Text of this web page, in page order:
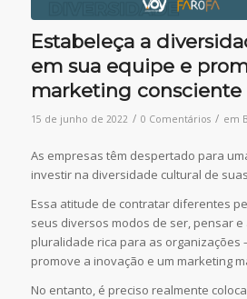
Estabeleça a
em sua equipe e
marketing consciente
15 de junho de 2022 / 0 Comentários / em
As empresas têm despertado para
investir na diversidade cultural de
Essa atitude de contratar diferentes
seus diversos modos de ser, pensar e
pluralidade rica para as organizações
promove a inovação e um marketing
No entanto, é preciso realmente